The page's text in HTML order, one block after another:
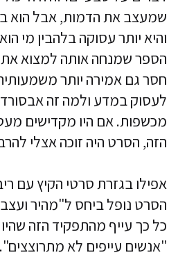
שמעצב את הדמות, אבל הוא
והיא יותר עסוקה בלהבין מי
הספר שמנחה אותה למצוא
חסר גם אמירה יותר
לעסוק במדע ולמה זה אבסורד
מכשפות. אם היו מקדישים מעט
הזה, הסרט היה זוכה אצלי
אפילו בגזרת סרטי הקיץ עם
כל כך עייף מהתפקיד הזה
"אנשים עייפים לא